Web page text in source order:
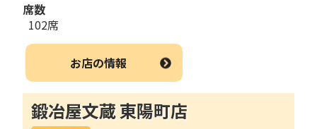
席数
102席
お店の情報
鍛冶屋文蔵 東陽町店